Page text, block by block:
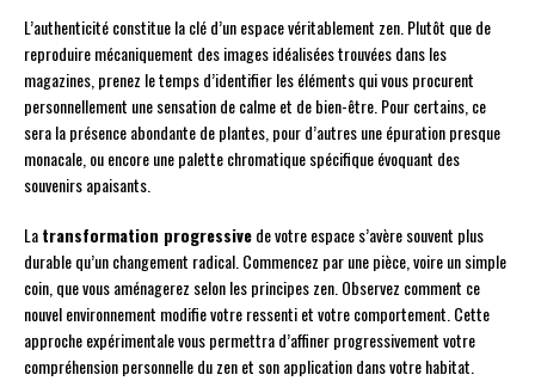
L’authenticité constitue la clé d’un espace véritablement zen. Plutôt que de
reproduire mécaniquement des images idéalisées trouvées dans les
magazines, prenez le temps d’identifier les éléments qui vous procurent
personnellement une sensation de calme et de bien-être. Pour certains, ce
sera la présence abondante de plantes, pour d’autres une épuration presque
monacale, ou encore une palette chromatique spécifique évoquant des
souvenirs apaisants.
Latransformation progressivede votre espace s’avère souvent plus
durable qu’un changement radical. Commencez par une pièce, voire un simple
coin, que vous aménagerez selon les principes zen. Observez comment ce
nouvel environnement modifie votre ressenti et votre comportement. Cette
approche expérimentale vous permettra d’affiner progressivement votre
compréhension personnelle du zen et son application dans votre habitat.